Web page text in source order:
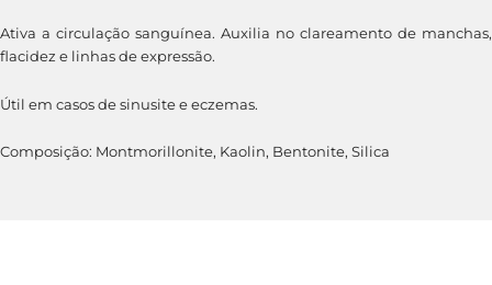
Ativa a circulação sanguínea. Auxilia no clareamento de manchas,
flacidez e linhas de expressão.
Útil em casos de sinusite e eczemas.
Composição: Montmorillonite, Kaolin, Bentonite, Silica